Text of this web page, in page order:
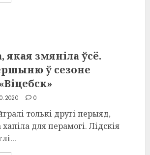
якая змяніла ўсё.
ў сезоне
0
толькі другі перыяд,
хапіла для перамогі. Лідскія